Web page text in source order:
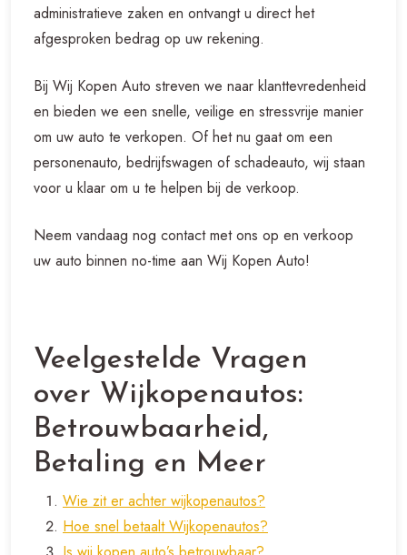
administratieve zaken en ontvangt u direct het
afgesproken bedrag op uw rekening.
Bij Wij Kopen Auto streven we naar klanttevredenheid
en bieden we een snelle, veilige en stressvrije manier
om uw auto te verkopen. Of het nu gaat om een
personenauto, bedrijfswagen of schadeauto, wij staan
voor u klaar om u te helpen bij de verkoop.
Neem vandaag nog contact met ons op en verkoop
uw auto binnen no-time aan Wij Kopen Auto!
Veelgestelde Vragen
over Wijkopenautos:
Betrouwbaarheid,
Betaling en Meer
Wie zit er achter wijkopenautos?
Hoe snel betaalt Wijkopenautos?